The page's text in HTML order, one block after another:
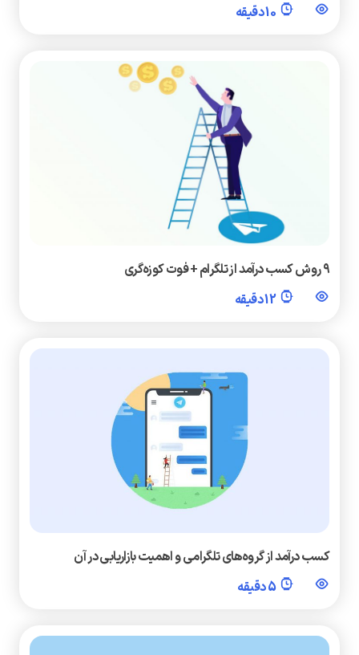
10 دقیقه
۹ روش‌ کسب درآمد از تلگرام + فوت کوزه‌گری
12 دقیقه
کسب درآمد از گروه‌های تلگرامی و اهمیت بازاریابی در آن
5 دقیقه